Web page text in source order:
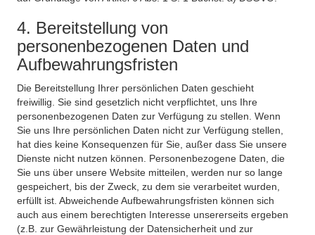
4. Bereitstellung von
personenbezogenen Daten und
Aufbewahrungsfristen
Die Bereitstellung Ihrer persönlichen Daten geschieht
freiwillig. Sie sind gesetzlich nicht verpflichtet, uns Ihre
personenbezogenen Daten zur Verfügung zu stellen. Wenn
Sie uns Ihre persönlichen Daten nicht zur Verfügung stellen,
hat dies keine Konsequenzen für Sie, außer dass Sie unsere
Dienste nicht nutzen können. Personenbezogene Daten, die
Sie uns über unsere Website mitteilen, werden nur so lange
gespeichert, bis der Zweck, zu dem sie verarbeitet wurden,
erfüllt ist. Abweichende Aufbewahrungsfristen können sich
auch aus einem berechtigten Interesse unsererseits ergeben
(z.B. zur Gewährleistung der Datensicherheit und zur